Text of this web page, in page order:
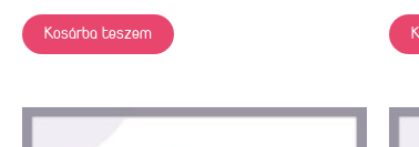
Kosárba teszem